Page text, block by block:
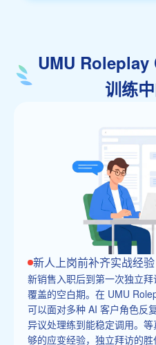
UMU
训练
新人上岗前补齐实战经验
新销售入职后到第一次独立
覆盖的空白期。在 UMU
可以面对多种 AI 客户角色反
异议处理练到能稳定调用。
够的应变经验，独立拜访的胜